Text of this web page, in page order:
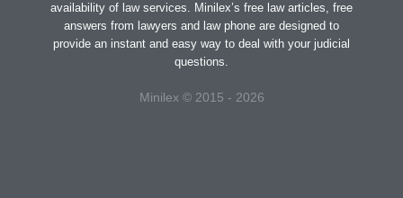
availability of law services. Minilex’s free law articles, free
answers from lawyers and law phone are designed to
provide an instant and easy way to deal with your judicial
questions.
Minilex © 2015 - 2026